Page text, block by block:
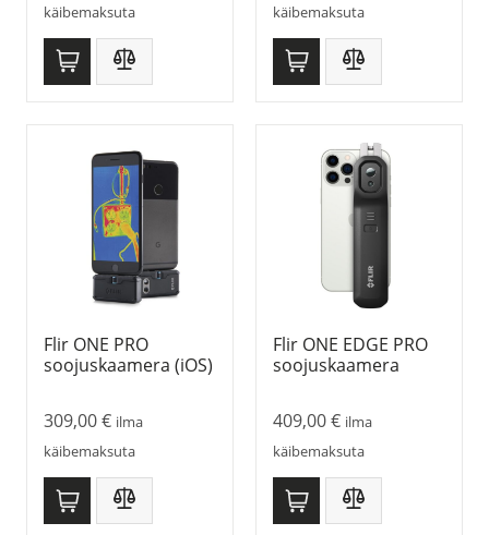
käibemaksuta
käibemaksuta
Flir ONE PRO
soojuskaamera (iOS)
309,00€ ilma
käibemaksuta
Flir ONE EDGE PRO
soojuskaamera
409,00€ ilma
käibemaksuta